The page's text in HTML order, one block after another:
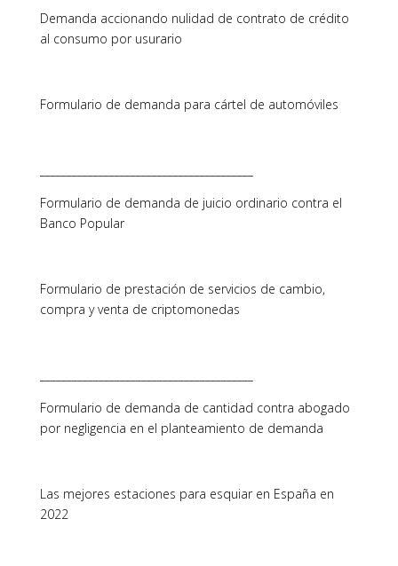
Demanda accionando nulidad de contrato de crédito
al consumo por usurario
Formulario de demanda para cártel de automóviles
Formulario de demanda de juicio ordinario contra el
Banco Popular
Formulario de prestación de servicios de cambio,
compra y venta de criptomonedas
Formulario de demanda de cantidad contra abogado
por negligencia en el planteamiento de demanda
Las mejores estaciones para esquiar en España en
2022